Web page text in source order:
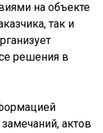
на объекте
так и
решения в
актов